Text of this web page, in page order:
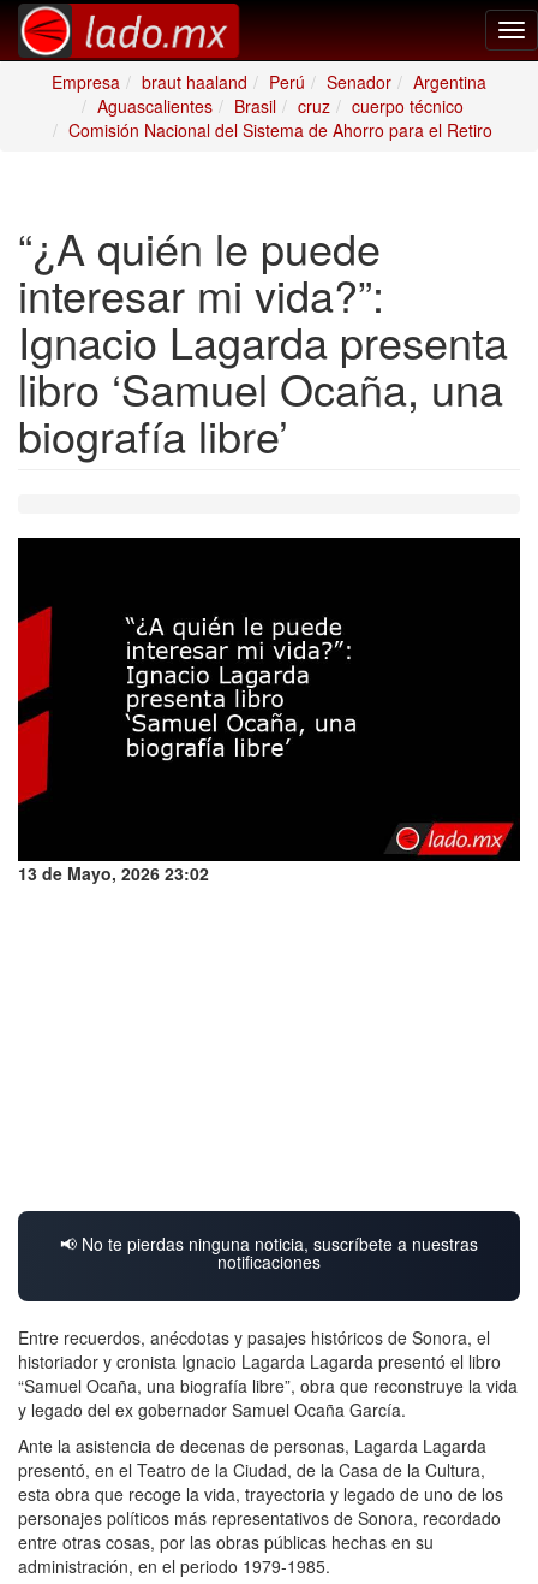
Empresa
braut haaland Perú Senador
Argentina
Aguascalientes
Brasil cruz
cuerpo técnico
Comisión Nacional del Sistema de Ahorro para el Retiro
“¿A quién le puede
interesar mi vida?”:
Ignacio Lagarda presenta
libro ‘Samuel Ocaña, una
biografía libre’
13 de Mayo, 2026 23:02
📢 No te pierdas ninguna noticia, suscríbete a nuestras
notificaciones
Entre recuerdos, anécdotas y pasajes históricos de Sonora, el
historiador y cronista Ignacio Lagarda Lagarda presentó el libro
“Samuel Ocaña, una biografía libre”, obra que reconstruye la vida
y legado del ex gobernador Samuel Ocaña García.
Ante la asistencia de decenas de personas, Lagarda Lagarda
presentó, en el Teatro de la Ciudad, de la Casa de la Cultura,
esta obra que recoge la vida, trayectoria y legado de uno de los
personajes políticos más representativos de Sonora, recordado
entre otras cosas, por las obras públicas hechas en su
administración, en el periodo 1979-1985.